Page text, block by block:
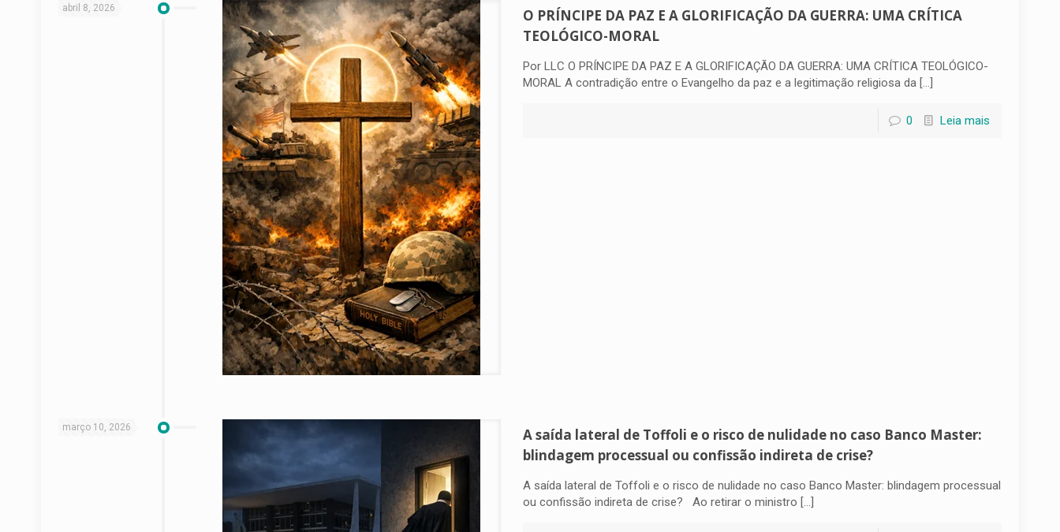
abril 8, 2026
O PRÍNCIPE DA PAZ E A GLORIFICAÇÃO DA GUERRA: UMA CRÍTICA
TEOLÓGICO-MORAL
Por LLC O PRÍNCIPE DA PAZ E A GLORIFICAÇÃO DA GUERRA: UMA CRÍTICA TEOLÓGICO-
MORAL A contradição entre o Evangelho da paz e a legitimação religiosa da[…]
0 Leia mais
março 10, 2026
A saída lateral de Toffoli e o risco de nulidade no caso Banco Master:
blindagem processual ou confissão indireta de crise?
A saída lateral de Toffoli e o risco de nulidade no caso Banco Master: blindagem processual
ou confissão indireta de crise? Ao retirar o ministro […]